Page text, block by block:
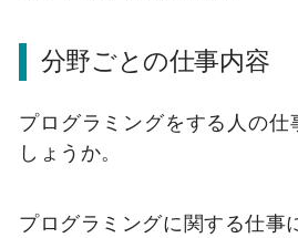
分野ごとの仕事内容
プログラミングをする人の
しょうか。
プログラミングに関する仕事